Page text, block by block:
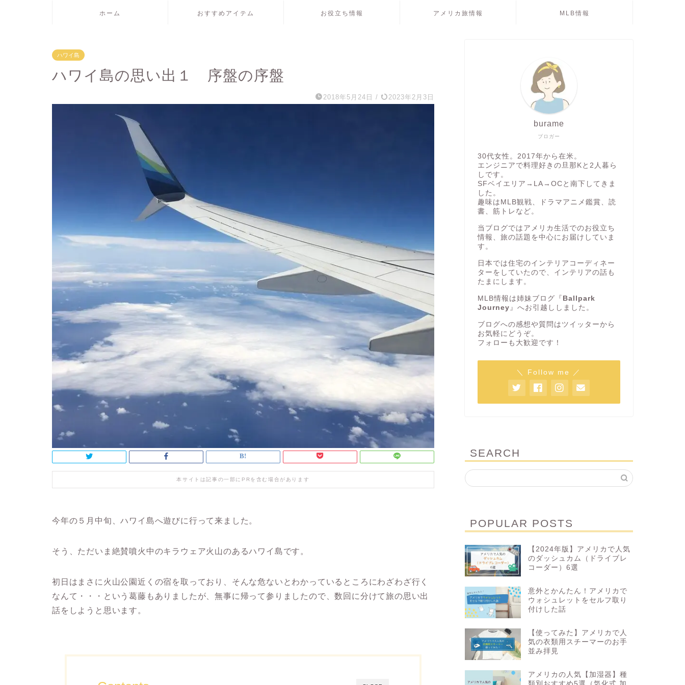
ホーム おすすめアイテム お役立ち情報 アメリカ旅情報 MLB情報
ハワイ島
ハワイ島の思い出１ 序盤の序盤
2018年5月24日 / 2023年2月3日
本サイトは記事の一部にPRを含む場合があります
今年の５月中旬、ハワイ島へ遊びに行って来ました。
そう、ただいま絶賛噴火中のキラウェア火山のあるハワイ島です。
初日はまさに火山公園近くの宿を取っており、そんな危ないとわかっているところにわざわざ行く
なんて・・・という葛藤もありましたが、無事に帰って参りましたので、数回に分けて旅の思い出
話をしようと思います。
ブロガー
burame
30代女性。2017年から在米。
エンジニアで料理好きの旦那Kと2人暮ら
しです。
SFベイエリア→LA→OCと南下してきま
した。
趣味はMLB観戦、ドラマアニメ鑑賞、読
書、筋トレなど。
当ブログではアメリカ生活でのお役立ち
情報、旅の話題を中心にお届けしていま
す。
日本では住宅のインテリアコーディネー
ターをしていたので、インテリアの話も
たまにします。
MLB情報は姉妹ブログ『 Ballpark
Journey 』へお引越ししました。
ブログへの感想や質問はツイッターから
お気軽にどうぞ。
フォローも大歓迎です！
＼ Follow me ／
SEARCH
POPULAR POSTS
【2024年版】アメリカで人気
のダッシュカム（ドライブレ
コーダー）6選
意外とかんたん！アメリカで
ウォシュレットをセルフ取り
付けした話
【使ってみた】アメリカで人
気の衣類用スチーマーのお手
並み拝見
アメリカの人気【加湿器】種